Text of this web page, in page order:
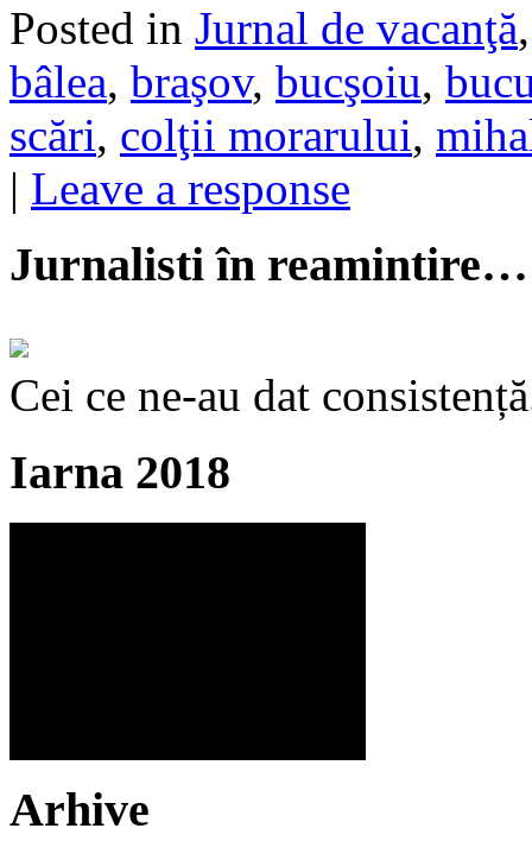
Posted in Jurnal de vacanţă
bâlea, braşov, bucşoiu,
scări, colţii morarului,
| Leave a response
Jurnalisti în reamintire…
Cei ce ne-au dat
Iarna 2018
Arhive